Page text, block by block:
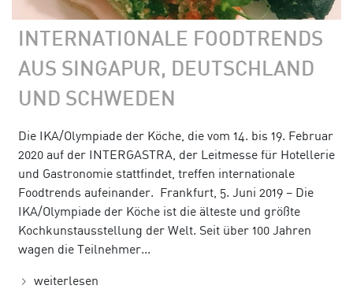
INTERNATIONALE FOODTRENDS
AUS SINGAPUR, DEUTSCHLAND
UND SCHWEDEN
Die IKA/Olympiade der Köche, die vom 14. bis 19. Februar
2020 auf der INTERGASTRA, der Leitmesse für Hotellerie
und Gastronomie stattfindet, treffen internationale
Foodtrends aufeinander. Frankfurt, 5. Juni 2019 – Die
IKA/Olympiade der Köche ist die älteste und größte
Kochkunstausstellung der Welt. Seit über 100 Jahren
wagen die Teilnehmer...
weiterlesen